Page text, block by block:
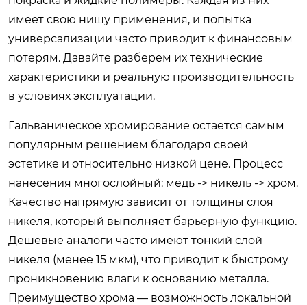
имеет свою нишу применения, и попытка
универсализации часто приводит к финансовым
потерям. Давайте разберем их технические
характеристики и реальную производительность
в условиях эксплуатации.
Гальваническое хромирование остается самым
популярным решением благодаря своей
эстетике и относительно низкой цене. Процесс
нанесения многослойный: медь -> никель -> хром.
Качество напрямую зависит от толщины слоя
никеля, который выполняет барьерную функцию.
Дешевые аналоги часто имеют тонкий слой
никеля (менее 15 мкм), что приводит к быстрому
проникновению влаги к основанию металла.
Преимущество хрома — возможность локальной